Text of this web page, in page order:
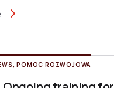
,POMOC ROZWOJOWA